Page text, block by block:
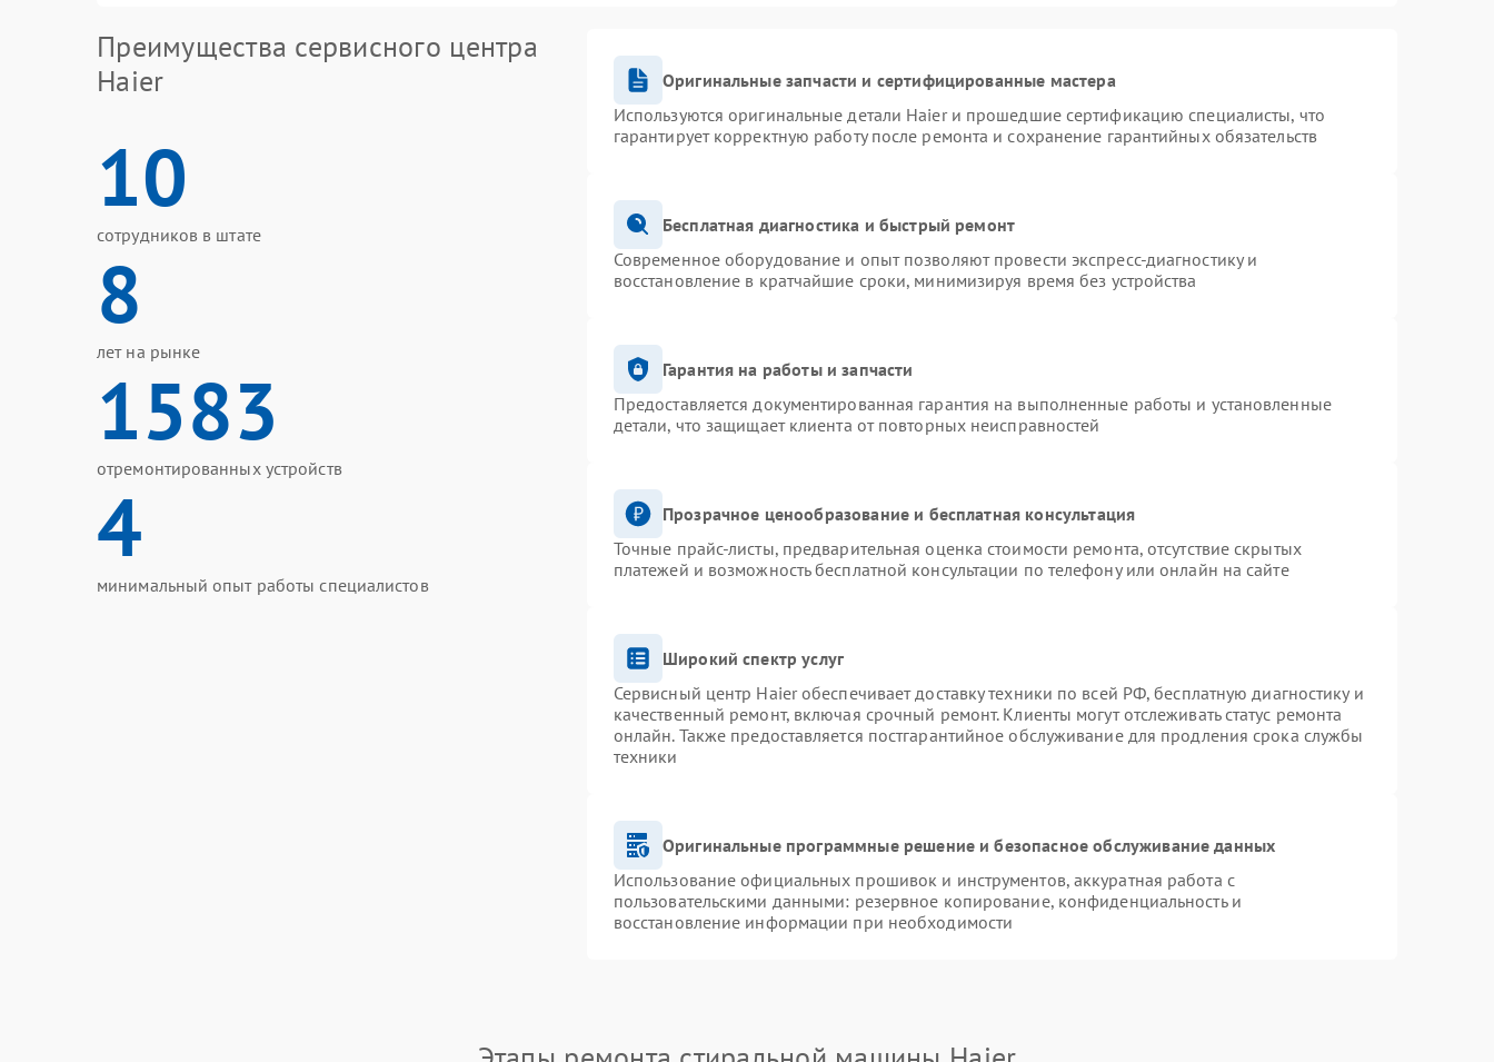
Преимущества сервисного центра
Haier
10
сотрудников в штате
8
лет на рынке
1583
отремонтированных устройств
4
минимальный опыт работы специалистов
Оригинальные запчасти и сертифицированные мастера
Используются оригинальные детали Haier и прошедшие сертификацию специалисты, что
гарантирует корректную работу после ремонта и сохранение гарантийных обязательств
Бесплатная диагностика и быстрый ремонт
Современное оборудование и опыт позволяют провести экспресс-диагностику и
восстановление в кратчайшие сроки, минимизируя время без устройства
Гарантия на работы и запчасти
Предоставляется документированная гарантия на выполненные работы и установленные
детали, что защищает клиента от повторных неисправностей
Прозрачное ценообразование и бесплатная консультация
Точные прайс-листы, предварительная оценка стоимости ремонта, отсутствие скрытых
платежей и возможность бесплатной консультации по телефону или онлайн на сайте
Широкий спектр услуг
Сервисный центр Haier обеспечивает доставку техники по всей РФ, бесплатную диагностику и
качественный ремонт, включая срочный ремонт. Клиенты могут отслеживать статус ремонта
онлайн. Также предоставляется постгарантийное обслуживание для продления срока службы
техники
Оригинальные программные решение и безопасное обслуживание данных
Использование официальных прошивок и инструментов, аккуратная работа с
пользовательскими данными: резервное копирование, конфиденциальность и
восстановление информации при необходимости